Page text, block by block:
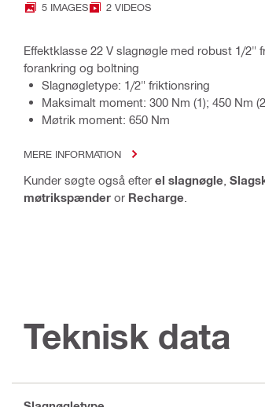
5 IMAGES 2 VIDEOS
Effektklasse 22 V slagnøgle med robust 1/
forankring og boltning
Slagnøgletype: 1/2" friktionsring
Maksimalt moment: 300 Nm (1); 450 Nm
Møtrik moment: 650 Nm
MERE INFORMATION
Kunder søgte også efter el slagnøgle
møtrikspænder or Recharge
Teknisk data